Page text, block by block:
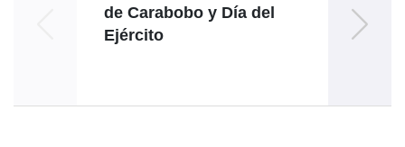
de Carabobo y Día del
Ejército